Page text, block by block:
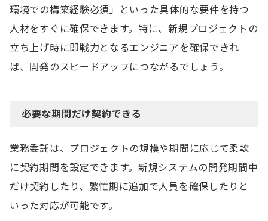
環境での構築経験必須」といった具体的な要件を持つ
人材をすぐに確保できます。特に、新規プロジェクトの
立ち上げ時に即戦力となるエンジニアを確保できれ
ば、開発のスピードアップにつながるでしょう。
必要な期間だけ契約できる
業務委託は、プロジェクトの規模や期間に応じて柔軟
に契約期間を設定できます。新規システムの開発期間中
だけ契約したり、繁忙期に追加で人員を確保したりと
いった対応が可能です。